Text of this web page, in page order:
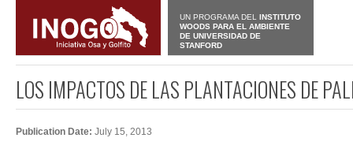
UN PROGRAMA DEL INSTITUTO
WOODS PARA EL AMBIENTE
DE UNIVERSIDAD DE
STANFORD
LOS IMPACTOS DE LAS PLANTACIONES DE
Publication Date: July 15, 2013